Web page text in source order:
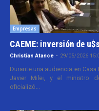
Empresas
CAEME: inversión de
Christian Atance - 29/05/2026
Durante una audiencia en
Javier Milei, y el ministro
oficializó...